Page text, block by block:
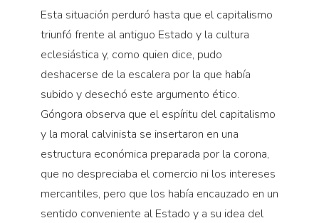
Esta situación perduró hasta que el capitalismo
triunfó frente al antiguo Estado y la cultura
eclesiástica y, como quien dice, pudo
deshacerse de la escalera por la que había
subido y desechó este argumento ético.
Góngora observa que el espíritu del capitalismo
y la moral calvinista se insertaron en una
estructura económica preparada por la corona,
que no despreciaba el comercio ni los intereses
mercantiles, pero que los había encauzado en un
sentido conveniente al Estado y a su idea del